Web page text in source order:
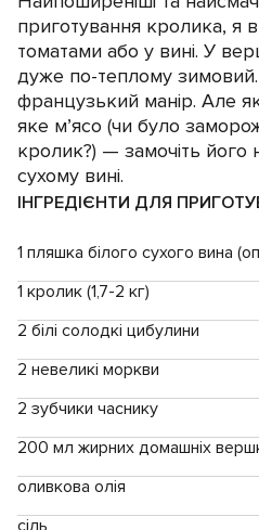
приготування кролика,
томатами або у вині. У
дуже по-теплому
французький манір. Але
яке м’ясо (чи було
кролик?) — замочіть його
сухому вині.
ІНГРЕДІЄНТИ ДЛЯ
1 пляшка білого сухого вина
1 кролик (1,7-2 кг)
2 білі солодкі цибулини
2 невеликі моркви
2 зубчики часнику
200 мл жирних домашніх
оливкова олія